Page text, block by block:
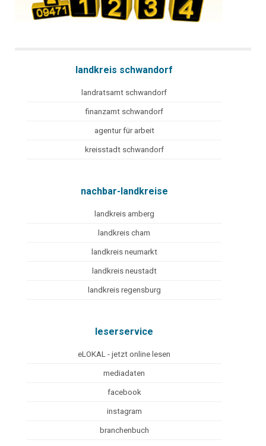
landkreis schwandorf
landratsamt schwandorf
finanzamt schwandorf
agentur für arbeit
kreisstadt schwandorf
nachbar-landkreise
landkreis amberg
landkreis cham
landkreis neumarkt
landkreis neustadt
landkreis regensburg
leserservice
eLOKAL - jetzt online lesen
mediadaten
facebook
instagram
branchenbuch